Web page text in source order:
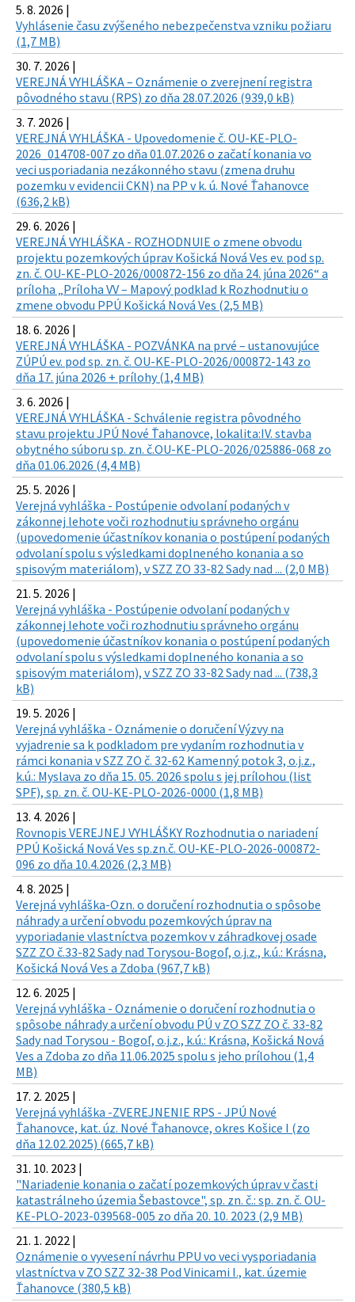
5. 8. 2026 |
Vyhlásenie času zvýšeného nebezpečenstva vzniku požiaru
(1,7 MB)
30. 7. 2026 |
VEREJNÁ VYHLÁŠKA – Oznámenie o zverejnení registra
pôvodného stavu (RPS) zo dňa 28.07.2026 (939,0 kB)
3. 7. 2026 |
VEREJNÁ VYHLÁŠKA - Upovedomenie č. OU-KE-PLO-
2026_014708-007 zo dňa 01.07.2026 o začatí konania vo
veci usporiadania nezákonného stavu (zmena druhu
pozemku v evidencii CKN) na PP v k. ú. Nové Ťahanovce
(636,2 kB)
29. 6. 2026 |
VEREJNÁ VYHLÁŠKA - ROZHODNUIE o zmene obvodu
projektu pozemkových úprav Košická Nová Ves ev. pod sp.
zn. č. OU-KE-PLO-2026/000872-156 zo dňa 24. júna 2026“ a
príloha „Príloha VV – Mapový podklad k Rozhodnutiu o
zmene obvodu PPÚ Košická Nová Ves (2,5 MB)
18. 6. 2026 |
VEREJNÁ VYHLÁŠKA - POZVÁNKA na prvé – ustanovujúce
ZÚPÚ ev. pod sp. zn. č. OU-KE-PLO-2026/000872-143 zo
dňa 17. júna 2026 + prílohy (1,4 MB)
3. 6. 2026 |
VEREJNÁ VYHLÁŠKA - Schválenie registra pôvodného
stavu projektu JPÚ Nové Ťahanovce, lokalita:IV. stavba
obytného súboru sp. zn. č.OU-KE-PLO-2026/025886-068 zo
dňa 01.06.2026 (4,4 MB)
25. 5. 2026 |
Verejná vyhláška - Postúpenie odvolaní podaných v
zákonnej lehote voči rozhodnutiu správneho orgánu
(upovedomenie účastníkov konania o postúpení podaných
odvolaní spolu s výsledkami doplneného konania a so
spisovým materiálom), v SZZ ZO 33-82 Sady nad ... (2,0 MB)
21. 5. 2026 |
Verejná vyhláška - Postúpenie odvolaní podaných v
zákonnej lehote voči rozhodnutiu správneho orgánu
(upovedomenie účastníkov konania o postúpení podaných
odvolaní spolu s výsledkami doplneného konania a so
spisovým materiálom), v SZZ ZO 33-82 Sady nad ... (738,3
kB)
19. 5. 2026 |
Verejná vyhláška - Oznámenie o doručení Výzvy na
vyjadrenie sa k podkladom pre vydaním rozhodnutia v
rámci konania v SZZ ZO č. 32-62 Kamenný potok 3, o.j.z.,
k.ú.: Myslava zo dňa 15. 05. 2026 spolu s jej prílohou (list
SPF), sp. zn. č. OU-KE-PLO-2026-0000 (1,8 MB)
13. 4. 2026 |
Rovnopis VEREJNEJ VYHLÁŠKY Rozhodnutia o nariadení
PPÚ Košická Nová Ves sp.zn.č. OU-KE-PLO-2026-000872-
096 zo dňa 10.4.2026 (2,3 MB)
4. 8. 2025 |
Verejná vyhláška-Ozn. o doručení rozhodnutia o spôsobe
náhrady a určení obvodu pozemkových úprav na
vyporiadanie vlastníctva pozemkov v záhradkovej osade
SZZ ZO č.33-82 Sady nad Torysou-Bogoľ, o.j.z., k.ú.: Krásna,
Košická Nová Ves a Zdoba (967,7 kB)
12. 6. 2025 |
Verejná vyhláška - Oznámenie o doručení rozhodnutia o
spôsobe náhrady a určení obvodu PÚ v ZO SZZ ZO č. 33-82
Sady nad Torysou - Bogoľ, o.j.z., k.ú.: Krásna, Košická Nová
Ves a Zdoba zo dňa 11.06.2025 spolu s jeho prílohou (1,4
MB)
17. 2. 2025 |
Verejná vyhláška -ZVEREJNENIE RPS - JPÚ Nové
Ťahanovce, kat. úz. Nové Ťahanovce, okres Košice I (zo
dňa 12.02.2025) (665,7 kB)
31. 10. 2023 |
"Nariadenie konania o začatí pozemkových úprav v časti
katastrálneho územia Šebastovce", sp. zn. č.: sp. zn. č. OU-
KE-PLO-2023-039568-005 zo dňa 20. 10. 2023 (2,9 MB)
21. 1. 2022 |
Oznámenie o vyvesení návrhu PPU vo veci vysporiadania
vlastníctva v ZO SZZ 32-38 Pod Vinicami I., kat. územie
Ťahanovce (380,5 kB)